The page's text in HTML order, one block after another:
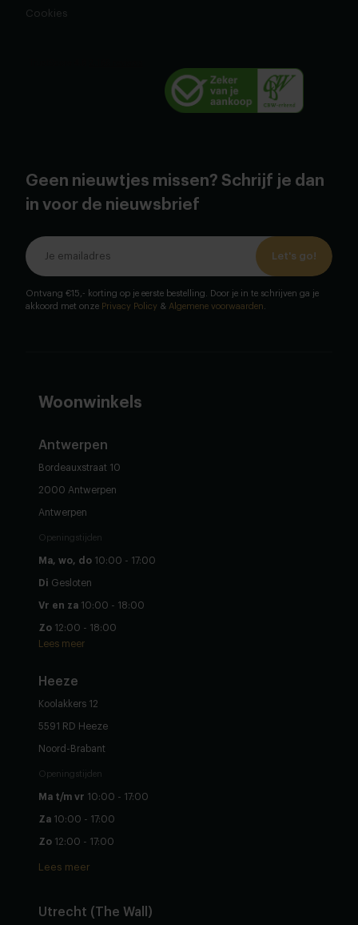
Cookies
Geen nieuwtjes missen? Schrijf je dan
in voor de nieuwsbrief
Let's go!
Ontvang €15,- korting op je eerste bestelling. Door je in te schrijven ga je
akkoord met onze Privacy Policy & Algemene voorwaarden.
Woonwinkels
Antwerpen
Bordeauxstraat 10
2000 Antwerpen
Antwerpen
Openingstijden
Ma, wo, do 10:00 - 17:00
Di Gesloten
Vr en za 10:00 - 18:00
Zo 12:00 - 18:00
Lees meer
Heeze
Koolakkers 12
5591 RD Heeze
Noord-Brabant
Openingstijden
Ma t/m vr 10:00 - 17:00
Za 10:00 - 17:00
Zo 12:00 - 17:00
Lees meer
Utrecht (The Wall)